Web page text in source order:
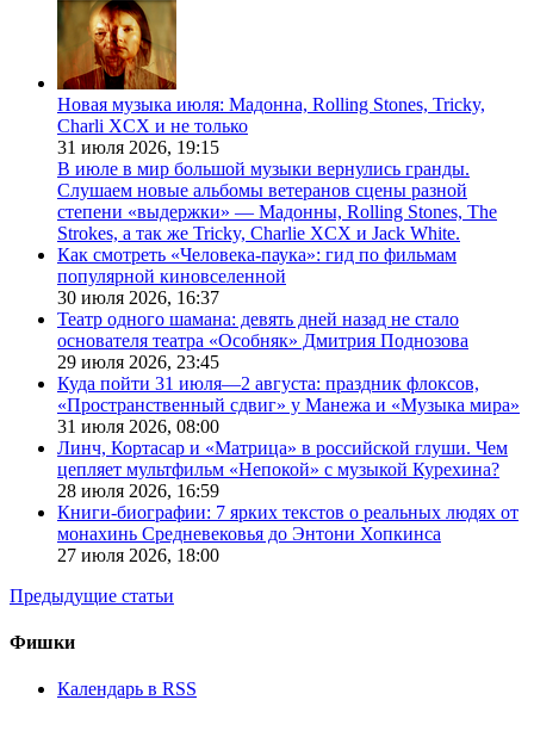
Новая музыка июля: Мадонна, Rolling Stones, Tricky,
Charli XCX и не только
31 июля 2026, 19:15
В июле в мир большой музыки вернулись гранды.
Слушаем новые альбомы ветеранов сцены разной
степени «выдержки» — Мадонны, Rolling Stones, The
Strokes, а так же Tricky, Charlie XCX и Jack White.
Как смотреть «Человека-паука»: гид по фильмам
популярной киновселенной
30 июля 2026, 16:37
Театр одного шамана: девять дней назад не стало
основателя театра «Особняк» Дмитрия Поднозова
29 июля 2026, 23:45
Куда пойти 31 июля—2 августа: праздник флоксов,
«Пространственный сдвиг» у Манежа и «Музыка мира»
31 июля 2026, 08:00
Линч, Кортасар и «Матрица» в российской глуши. Чем
цепляет мультфильм «Непокой» с музыкой Курехина?
28 июля 2026, 16:59
Книги-биографии: 7 ярких текстов о реальных людях от
монахинь Средневековья до Энтони Хопкинса
27 июля 2026, 18:00
Предыдущие статьи
Фишки
Календарь в RSS